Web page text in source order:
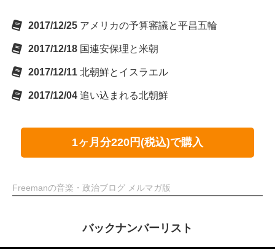
2017/12/25 アメリカの予算審議と平昌五輪
2017/12/18 国連安保理と米朝
2017/12/11 北朝鮮とイスラエル
2017/12/04 追い込まれる北朝鮮
1ヶ月分220円(税込)で購入
Freemanの音楽・政治ブログ メルマガ版
バックナンバーリスト